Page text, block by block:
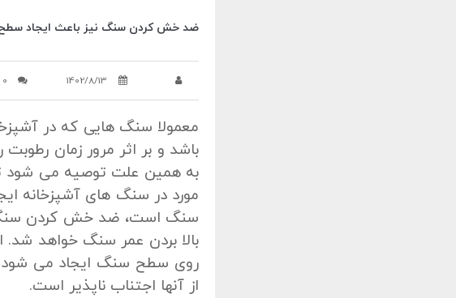
ضد خش کردن سنگ نیز باعث ایجاد
1402/8/13 0 نظر
معمولا سنگ هایی که در
باشد و بر اثر مرور زمان
به همین علت توصیه می شود
مورد در سنگ های آشپزخانه
سنگ است، ضد خش کردن
بالا بردن عمر سنگ خواهد شد.
روی سطح سنگ ایجاد می شود که
از آنها اجتناب ناپذیر است.